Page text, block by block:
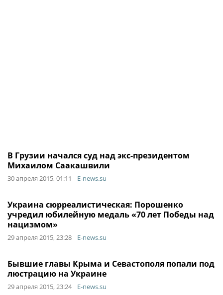
В Грузии начался суд над экс-президентом
Михаилом Саакашвили
30 апреля 2015, 01:11 E-news.su
Украина сюрреалистическая: Порошенко
учредил юбилейную медаль «70 лет Победы над
нацизмом»
29 апреля 2015, 23:28 E-news.su
Бывшие главы Крыма и Севастополя попали под
люстрацию на Украине
29 апреля 2015, 23:24 E-news.su